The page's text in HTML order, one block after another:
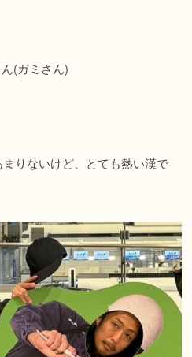
(ガミさん)
りないけど、とても熱い漢で